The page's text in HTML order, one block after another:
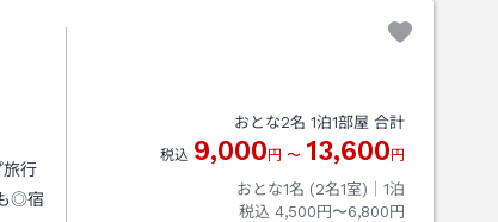
行
◎宿
おとな2名 1泊1部屋 合計
税込 9,000 円 〜 13,600 円
おとな1名 (2名1室)｜ 1泊
税込 4,500円〜6,800円